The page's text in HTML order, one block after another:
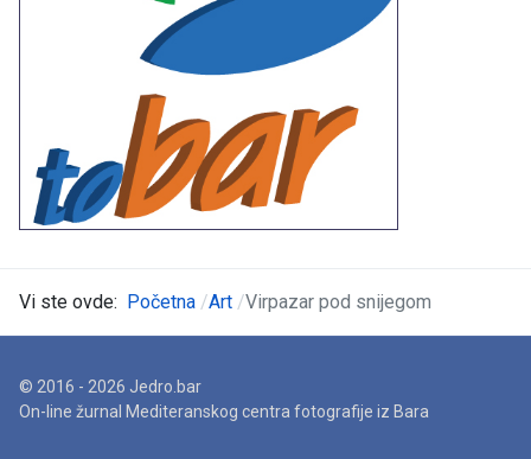
Vi ste ovde: Početna Art Virpazar pod snijegom
© 2016 - 2026 Jedro.bar
On-line žurnal Mediteranskog centra fotografije iz Bara